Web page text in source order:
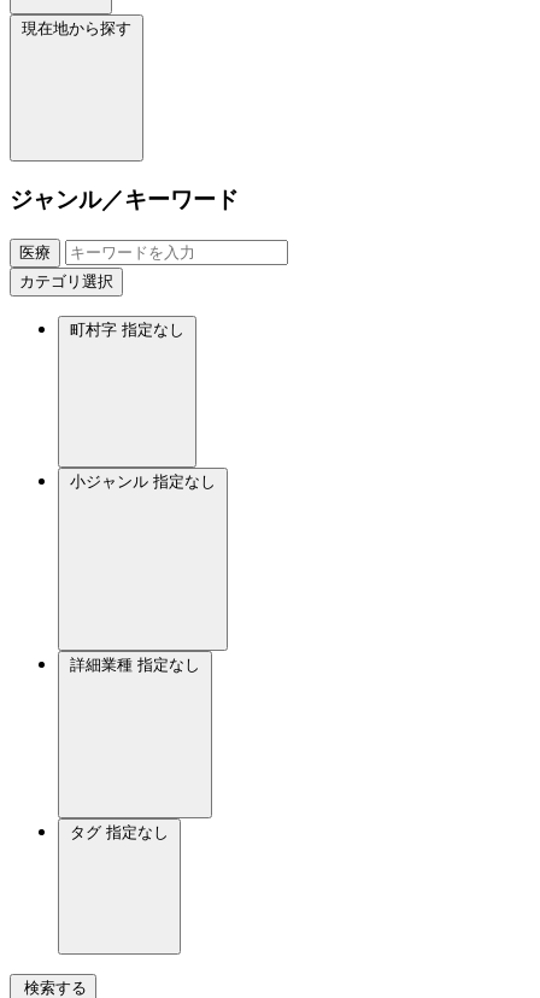
現在地から探す
ジャンル／キーワード
医療
カテゴリ選択
町村字 指定なし
小ジャンル 指定なし
詳細業種 指定なし
タグ 指定なし
検索する